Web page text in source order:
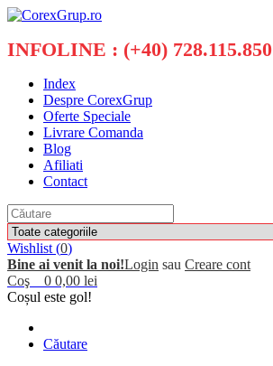
INFOLINE : (+40) 728.115.850
Index
Despre CorexGrup
Oferte Speciale
Livrare Comanda
Blog
Afiliati
Contact
Wishlist (0)
Bine ai venit la noi!Login sau Creare cont
Coş
0 0,00 lei
Coșul este gol!
Căutare